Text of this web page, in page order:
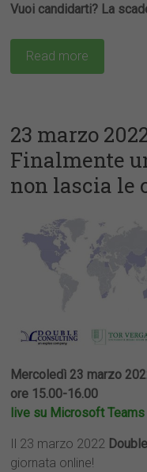
Vuoi candidarti? La
Read more
23 marzo
Finalmente
non lascia le
Mercoledì 23 marzo
ore 15.00-16.00
live su Microsoft Teams
Il 23 marzo 2022
giornata online!